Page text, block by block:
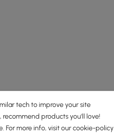
tech to improve your site
products you'll love!
For more info, visit ourcookie-policy